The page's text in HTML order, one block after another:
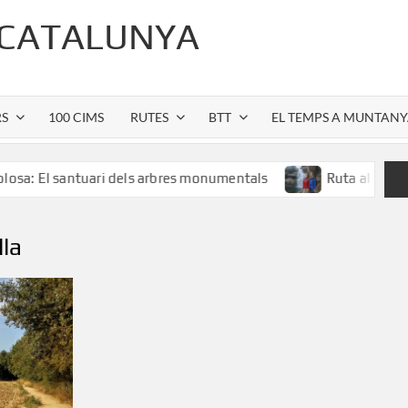
100 CIMS RUTES BTT EL TEMPS A
dels arbres monumentals Ruta al Salt de Sallent: